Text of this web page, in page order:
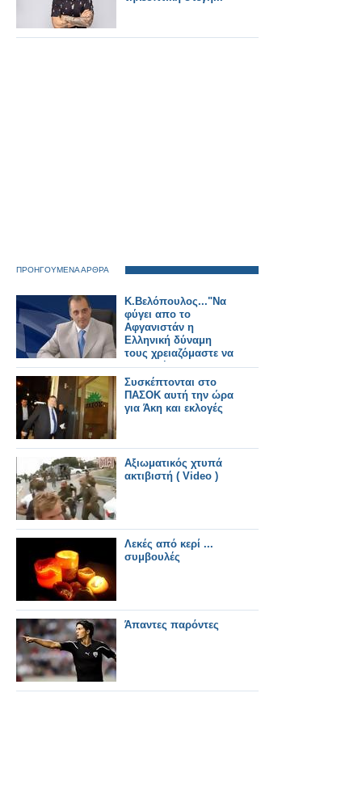
ΠΡΟΗΓΟΥΜΕΝΑ ΑΡΘΡΑ
Κ.Βελόπουλος..."Να
φύγει απο το
Αφγανιστάν η
Ελληνική δύναμη
τους χρειαζόμαστε να
σταματήσουν την
λαθρομετανάστευση
στον Έβρο"
Συσκέπτονται στο
ΠΑΣΟΚ αυτή την ώρα
για Άκη και εκλογές
Αξιωματικός χτυπά
ακτιβιστή ( Video )
Λεκές από κερί ...
συμβουλές
Άπαντες παρόντες